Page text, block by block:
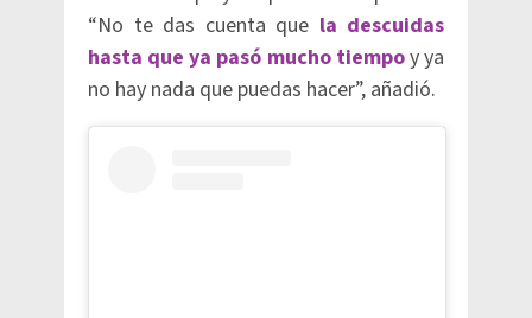
“No te das cuenta que la descuidas
hasta que ya pasó mucho tiempoy ya
no hay nada que puedas hacer”, añadió.